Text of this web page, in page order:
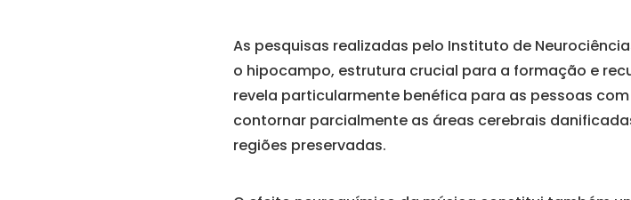
As pesquisas realizadas pelo Instituto de
o hipocampo, estrutura crucial para a formação e
revela particularmente benéfica para as pessoas
contornar parcialmente as áreas cerebrais
regiões preservadas.